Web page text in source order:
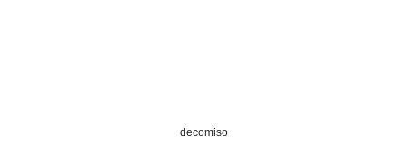
decomiso